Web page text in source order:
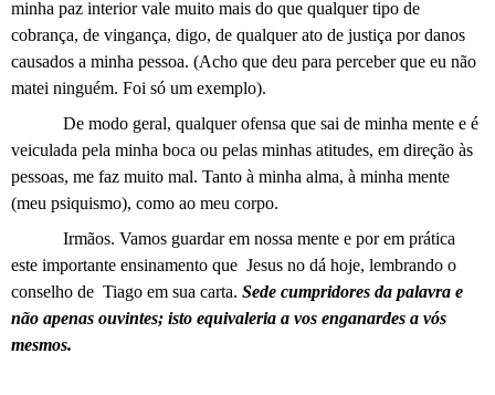
minha paz interior vale muito mais do que qualquer tipo de
cobrança, de vingança, digo, de qualquer ato de justiça por danos
causados a minha pessoa. (Acho que deu para perceber que eu não
matei ninguém. Foi só um exemplo).
De modo geral, qualquer ofensa que sai de minha mente e é
veiculada pela minha boca ou pelas minhas atitudes, em direção às
pessoas, me faz muito mal. Tanto à minha alma, à minha mente
(meu psiquismo), como ao meu corpo.
Irmãos. Vamos guardar em nossa mente e por em prática
este importante ensinamento que Jesus no dá hoje, lembrando o
conselho de Tiago em sua carta. Sede cumpridores da palavra e
não apenas ouvintes; isto equivaleria a vos enganardes a vós
mesmos.